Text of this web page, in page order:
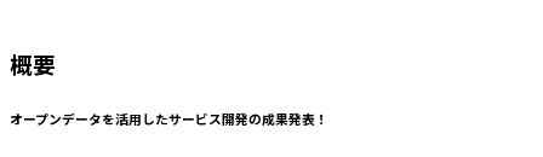
概要
オープンデータを活用したサービス開発の成果発表！